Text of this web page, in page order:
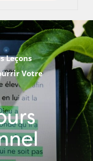
Leçons
Votre